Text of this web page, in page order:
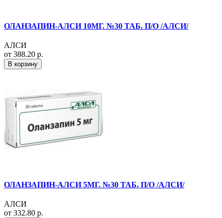
ОЛАНЗАПИН-АЛСИ 10МГ. №30 ТАБ. П/О /АЛСИ/
АЛСИ
от 388.20 р.
В корзину
ОЛАНЗАПИН-АЛСИ 5МГ. №30 ТАБ. П/О /АЛСИ/
АЛСИ
от 332.80 р.